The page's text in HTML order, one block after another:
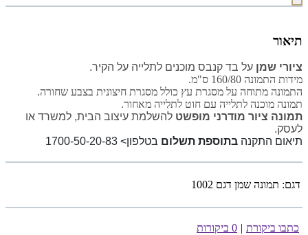
תיאור
ציורי שמן על בד קנבס מוכנים לתלייה על הקיר.
מידות התמונה 160/80 ס"מ.
התמונה מתוחה על מסגרת עץ כולל מסגרת חיצונית בצבע שחורה.
תמונה מוכנה לתלייה עם חוט לתלייה מאחור.
תמונה ציור מודרני מופשט להשלמת עיצוב הבית, למשרד או
לעסק.
תיאום התקנה בתוספת תשלום בטלפון> 1700-50-20-83
דגם: תמונה שמן דגם 1002
כתבו ביקורת | 0 ביקורות